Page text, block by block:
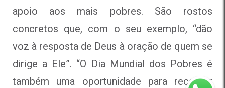
apoio aos mais pobres. São rostos
concretos que, com o seu exemplo, “dão
voz à resposta de Deus à oração de quem se
dirige a Ele”. “O Dia Mundial dos Pobres é
também uma oportunidade para recordar